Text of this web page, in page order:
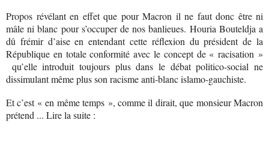
Propos révélant en effet que pour Macron il ne faut donc être ni
mâle ni blanc pour s’occuper de nos banlieues. Houria Bouteldja a
dû frémir d’aise en entendant cette réflexion du président de la
République en totale conformité avec le concept de « racisation »
qu’elle introduit toujours plus dans le débat politico-social ne
dissimulant même plus son racisme anti-blanc islamo-gauchiste.
Et c’est « en même temps », comme il dirait, que monsieur Macron
prétend ... Lire la suite :